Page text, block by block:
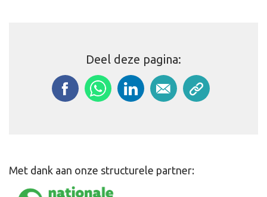
Deel deze pagina:
Met dank aan onze structurele partner: